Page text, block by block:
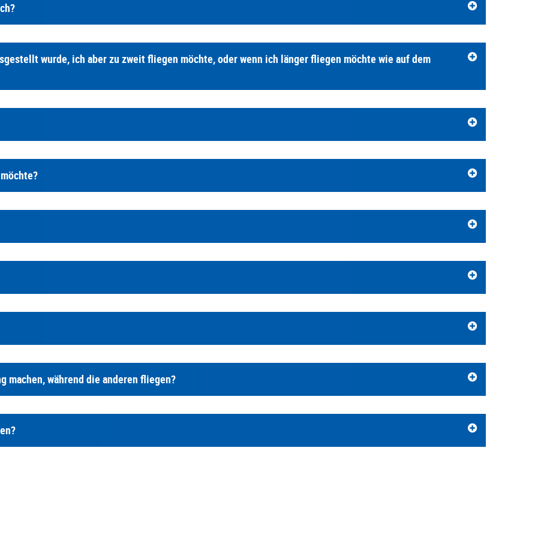
wurde, ich aber zu zweit fliegen möchte, oder wenn ich länger fliegen möchte wie auf dem
während die anderen fliegen?